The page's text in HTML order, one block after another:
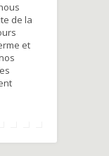
de la
et